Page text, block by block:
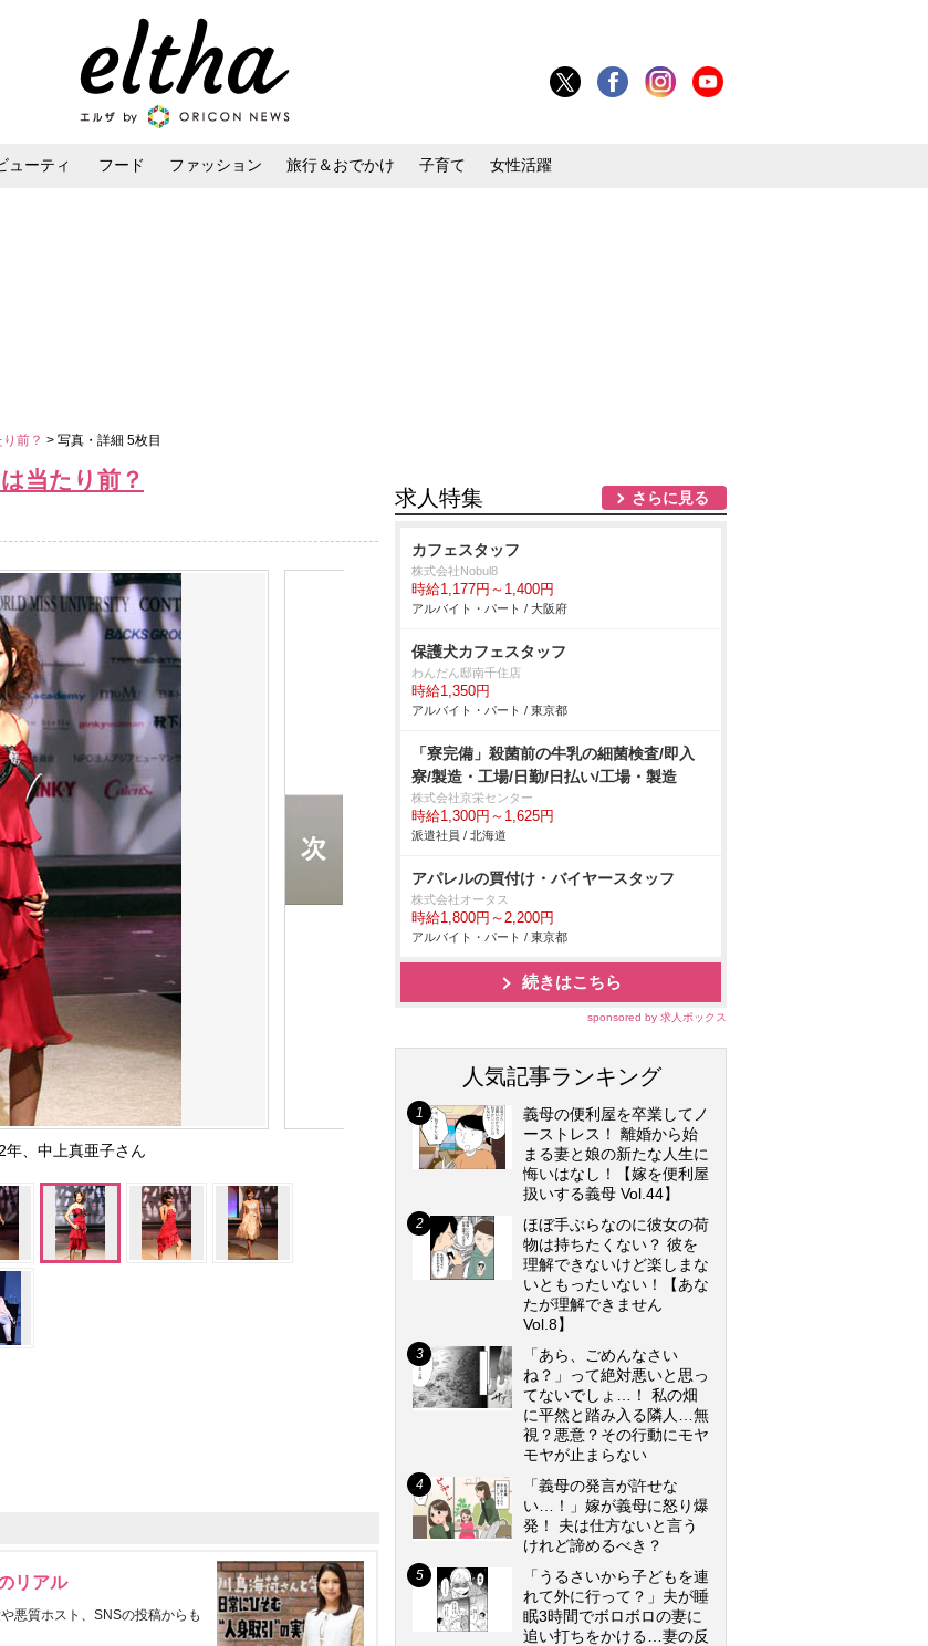
ューティ フード ファッション 旅行＆おでかけ 子育て 女性活躍
前？ > 写真・詳細 5枚目
当たり前？
年、中上真亜子さん
リアル
悪質ホスト、SNSの投稿からも
求人特集 さらに見る
カフェスタッフ
株式会社Nobul8
時給1,177円～1,400円
アルバイト・パート / 大阪府
保護犬カフェスタッフ
わんだん邸南千住店
時給1,350円
アルバイト・パート / 東京都
「寮完備」殺菌前の牛乳の細菌検査/即入
寮/製造・工場/日勤/日払い/工場・製造
株式会社京栄センター
時給1,300円～1,625円
派遣社員 / 北海道
アパレルの買付け・バイヤースタッフ
株式会社オータス
時給1,800円～2,200円
アルバイト・パート / 東京都
続きはこちら
sponsored by 求人ボックス
人気記事ランキング
義母の便利屋を卒業してノ
ーストレス！ 離婚から始
まる妻と娘の新たな人生に
悔いはなし！【嫁を便利屋
扱いする義母 Vol.44】
ほぼ手ぶらなのに彼女の荷
物は持ちたくない？ 彼を
理解できないけど楽しまな
いともったいない！【あな
たが理解できません
Vol.8】
「あら、ごめんなさい
ね？」って絶対悪いと思っ
てないでしょ…！ 私の畑
に平然と踏み入る隣人…無
視？悪意？その行動にモヤ
モヤが止まらない
「義母の発言が許せな
い…！」嫁が義母に怒り爆
発！ 夫は仕方ないと言う
けれど諦めるべき？
「うるさいから子どもを連
れて外に行って？」夫が睡
眠3時間でボロボロの妻に
追い打ちをかける…妻の反